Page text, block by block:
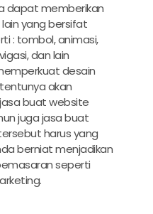
dapat memberikan
yang bersifat
: tombol, animasi,
dan lain
desain
akan
jasa buat website
jugajasa buat
harus yang
berniat menjadikan
seperti